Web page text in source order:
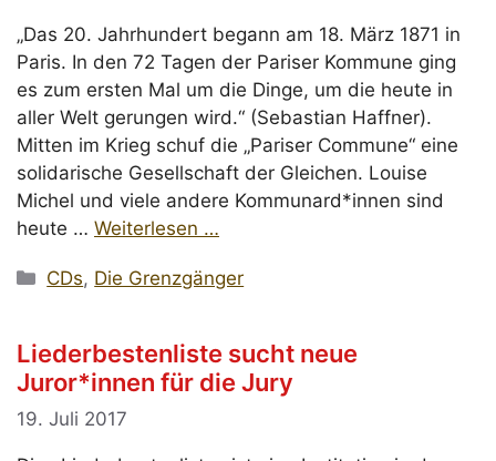
„Das 20. Jahrhundert begann am 18. März 1871 in
Paris. In den 72 Tagen der Pariser Kommune ging
es zum ersten Mal um die Dinge, um die heute in
aller Welt gerungen wird.“ (Sebastian Haffner).
Mitten im Krieg schuf die „Pariser Commune“ eine
solidarische Gesellschaft der Gleichen. Louise
Michel und viele andere Kommunard*innen sind
heute … Weiterlesen …
Kategorien
CDs, Die Grenzgänger
Liederbestenliste sucht neue
Juror*innen für die Jury
19. Juli 2017